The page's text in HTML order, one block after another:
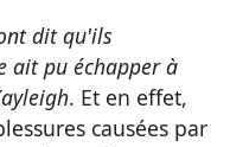
dit qu'ils
ait pu échapper à
. Et en effet,
causées par